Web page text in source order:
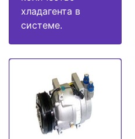
хладагента в
системе.